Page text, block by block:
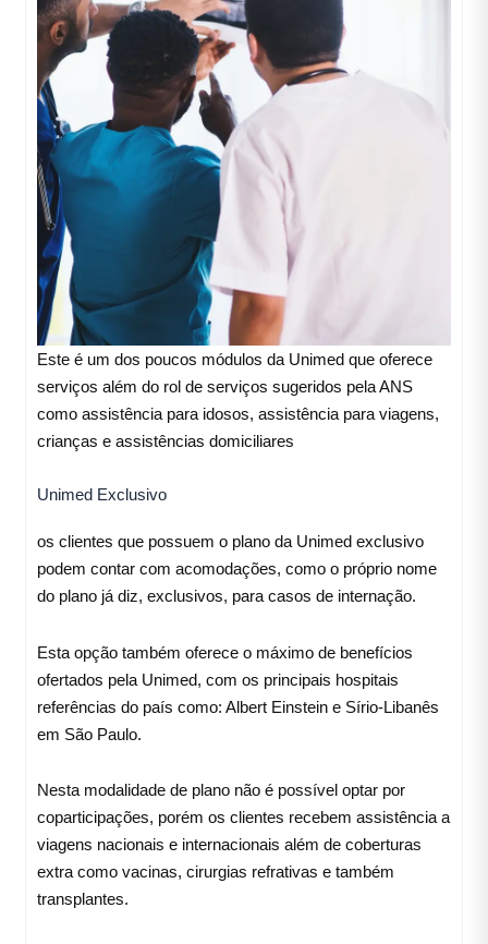
Este é um dos poucos módulos da Unimed que oferece
serviços além do rol de serviços sugeridos pela ANS
como assistência para idosos, assistência para viagens,
crianças e assistências domiciliares
Unimed Exclusivo
os clientes que possuem o plano da Unimed exclusivo
podem contar com acomodações, como o próprio nome
do plano já diz, exclusivos, para casos de internação.
Esta opção também oferece o máximo de benefícios
ofertados pela Unimed, com os principais hospitais
referências do país como: Albert Einstein e Sírio-Libanês
em São Paulo.
Nesta modalidade de plano não é possível optar por
coparticipações, porém os clientes recebem assistência a
viagens nacionais e internacionais além de coberturas
extra como vacinas, cirurgias refrativas e também
transplantes.